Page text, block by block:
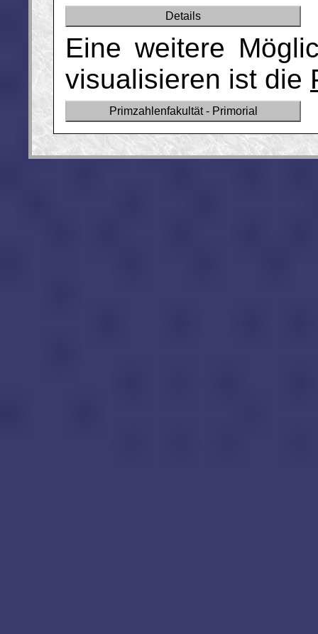
Details
Eine weitere
visualisieren ist die
Primzahlenfakultät - Primorial